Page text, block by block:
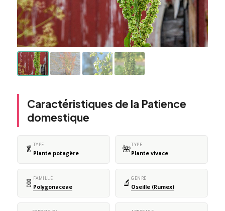
Caractéristiques de la Patience
domestique
🥬 TYPE
Plante potagère 🌺TYPE
Plante vivace
🧬 FAMILLE
Polygonaceae 🔬 GENRE
Oseille (Rumex)